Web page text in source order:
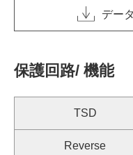
デー
保護回路/ 機能
TSD
Reverse